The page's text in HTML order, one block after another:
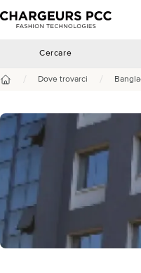
Chargeurs PCC
Cercare
/ Dove trovarci /